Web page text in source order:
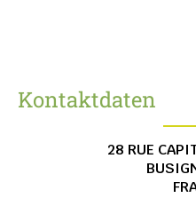
Kontaktdaten
28 RUE